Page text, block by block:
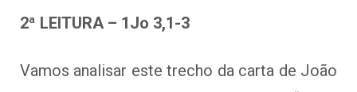
2ª LEITURA – 1Jo 3,1-3
Vamos analisar este trecho da carta de João